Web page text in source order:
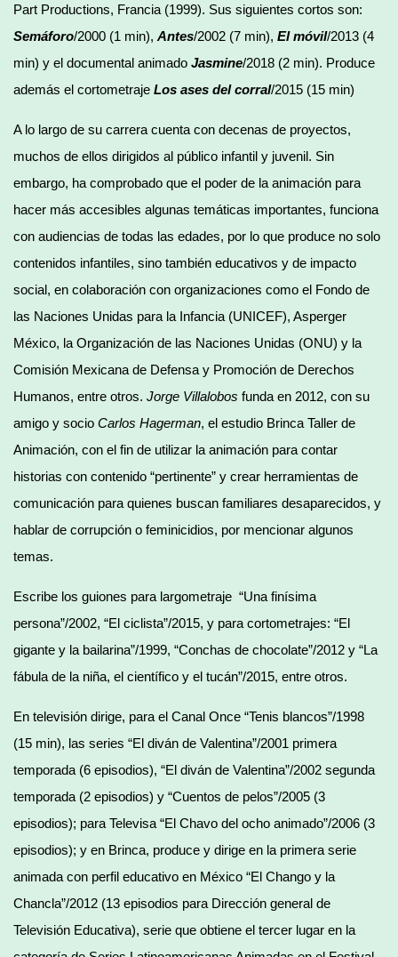
Part Productions, Francia (1999). Sus siguientes cortos son:
Semáforo/2000 (1 min), Antes/2002 (7 min), El móvil/2013 (4
min) y el documental animado Jasmine/2018 (2 min). Produce
además el cortometraje Los ases del corral/2015 (15 min)
A lo largo de su carrera cuenta con decenas de proyectos,
muchos de ellos dirigidos al público infantil y juvenil. Sin
embargo, ha comprobado que el poder de la animación para
hacer más accesibles algunas temáticas importantes, funciona
con audiencias de todas las edades, por lo que produce no solo
contenidos infantiles, sino también educativos y de impacto
social, en colaboración con organizaciones como el Fondo de
las Naciones Unidas para la Infancia (UNICEF), Asperger
México, la Organización de las Naciones Unidas (ONU) y la
Comisión Mexicana de Defensa y Promoción de Derechos
Humanos, entre otros. Jorge Villalobos funda en 2012, con su
amigo y socio Carlos Hagerman, el estudio Brinca Taller de
Animación, con el fin de utilizar la animación para contar
historias con contenido “pertinente” y crear herramientas de
comunicación para quienes buscan familiares desaparecidos, y
hablar de corrupción o feminicidios, por mencionar algunos
temas.
Escribe los guiones para largometraje “Una finísima
persona”/2002, “El ciclista”/2015, y para cortometrajes: “El
gigante y la bailarina”/1999, “Conchas de chocolate”/2012 y “La
fábula de la niña, el científico y el tucán”/2015, entre otros.
En televisión dirige, para el Canal Once “Tenis blancos”/1998
(15 min), las series “El diván de Valentina”/2001 primera
temporada (6 episodios), “El diván de Valentina”/2002 segunda
temporada (2 episodios) y “Cuentos de pelos”/2005 (3
episodios); para Televisa “El Chavo del ocho animado”/2006 (3
episodios); y en Brinca, produce y dirige en la primera serie
animada con perfil educativo en México “El Chango y la
Chancla”/2012 (13 episodios para Dirección general de
Televisión Educativa), serie que obtiene el tercer lugar en la